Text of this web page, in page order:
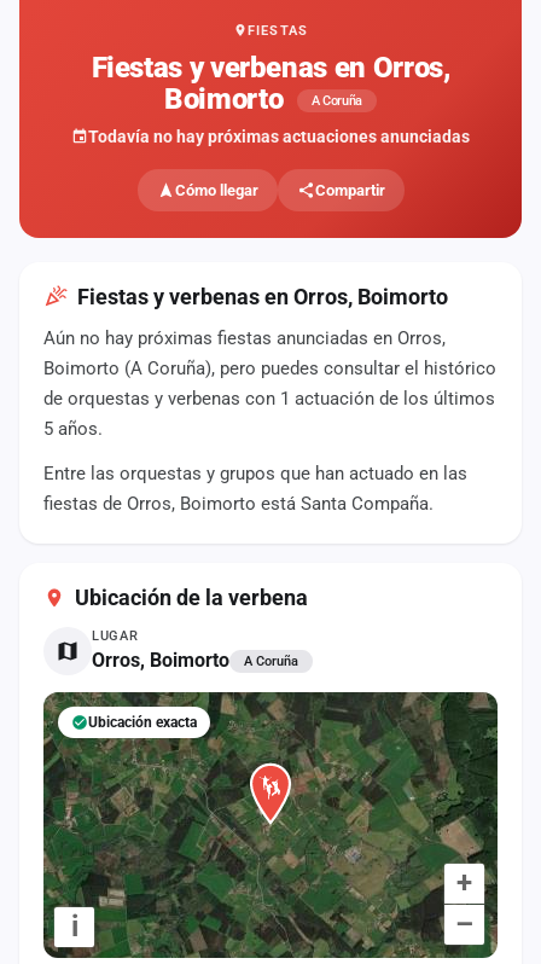
FIESTAS
Fiestas y verbenas en Orros,
Boimorto
A Coruña
Todavía no hay próximas actuaciones anunciadas
Cómo llegar Compartir
Fiestas y verbenas en Orros, Boimorto
Aún no hay próximas fiestas anunciadas en Orros,
Boimorto (A Coruña), pero puedes consultar el histórico
de orquestas y verbenas con 1 actuación de los últimos
5 años.
Entre las orquestas y grupos que han actuado en las
fiestas de Orros, Boimorto está Santa Compaña.
Ubicación de la verbena
LUGAR
Orros, Boimorto A Coruña
+
–
i
Ubicación exacta
Componentes
Agencias
Rankings
Vídeos
Anuncios
Iniciar
sesión
Administración
Contacto